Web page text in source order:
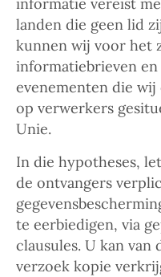
landen die geen lid
kunnen wij voor het
informatiebrieven
evenementen die
op verwerkers
Unie.
In die hypotheses,
de ontvangers
te eerbiedigen, via
clausules. U kan van
verzoek kopie